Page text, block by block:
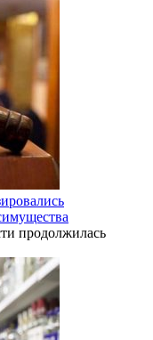
продолжилась